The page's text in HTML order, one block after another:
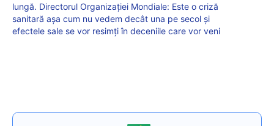
lungă. Directorul Organizației Mondiale: Este o criză
sanitară aşa cum nu vedem decât una pe secol şi
efectele sale se vor resimţi în deceniile care vor veni